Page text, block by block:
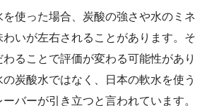
使った場合、炭酸の強さや水のミネ
いが左右されることがあります。そ
ることで評価が変わる可能性があり
炭酸水ではなく、日本の軟水を使う
バーが引き立つと言われています。